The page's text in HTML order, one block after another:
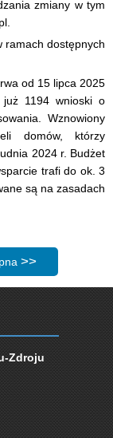
zmiany w tym
ramach dostępnych
od 15 lipca 2025
już 1194 wnioski o
Wznowiony
domów, którzy
2024 r. Budżet
trafi do ok. 3
są na zasadach
Nieprzerwane
strona: Dane
Zdroju